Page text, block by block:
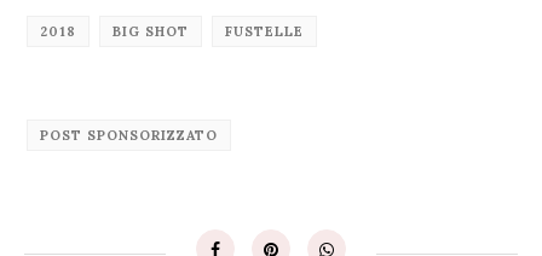
2018 BIG SHOT FUSTELLE
POST SPONSORIZZATO